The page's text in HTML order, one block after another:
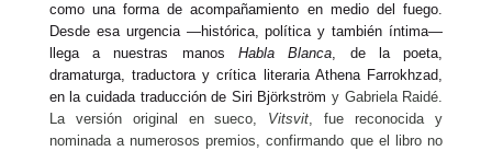
como una forma de acompañamiento en medio del fuego.
Desde esa urgencia —histórica, política y también íntima—
llega a nuestras manos Habla Blanca, de la poeta,
dramaturga, traductora y crítica literaria Athena Farrokhzad,
en la cuidada traducción de Siri Björkström y Gabriela Raidé.
La versión original en sueco, Vitsvit, fue reconocida y
nominada a numerosos premios, confirmando que el libro no